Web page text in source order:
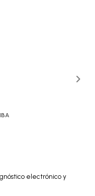
electrónico y